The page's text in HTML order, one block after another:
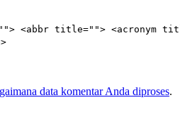
<abbr title=""> <acronym
data komentar Anda diproses.